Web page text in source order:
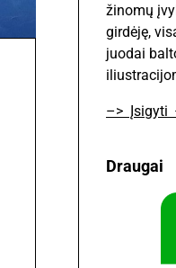
žinomų
girdėję,
juodai
–> Įsigyti
Draugai